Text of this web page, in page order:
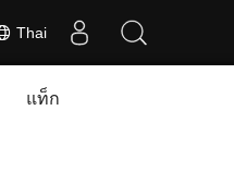
Thai
แท็ก